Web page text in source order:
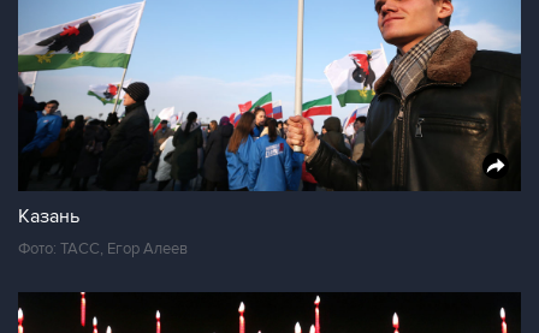
Казань
Фото: ТАСС, Егор Алеев